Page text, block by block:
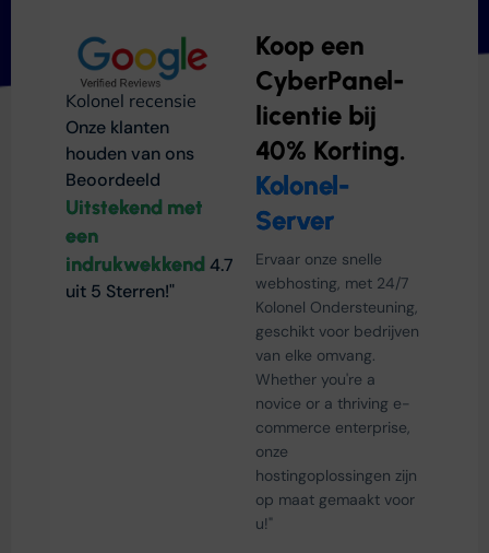
Kolonel recensie
Onze klanten
houden van ons
Beoordeeld
Uitstekend met
een
indrukwekkend 4.7
uit 5 Sterren!"
Koop een
CyberPanel-
licentie bij
40% Korting.
Kolonel-
Server
Ervaar onze snelle
webhosting, met 24/7
Kolonel Ondersteuning,
geschikt voor bedrijven
van elke omvang.
Whether you're a
novice or a thriving e-
commerce enterprise,
onze
hostingoplossingen zijn
op maat gemaakt voor
u!"